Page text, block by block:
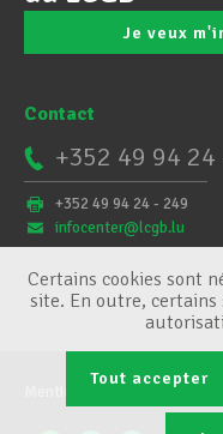
Je veux
Contact
+352 49 94 24
+352 49 94 24 - 249
infocenter@lcgb.lu
Certains cookies sont
site. En outre, certains
Tout accepter